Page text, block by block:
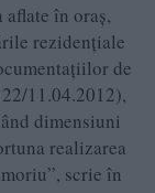
în oraș,
rezidențiale
de
11.04.2012),
dimensiuni
realizarea
scrie în